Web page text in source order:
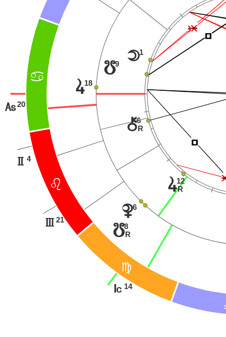
>
?
@
s18
{6
y8
R
20
G
4
21
14
J
o1
y9
|6
R
s12
R
Ë
Í
Í
Í
Í
Ë